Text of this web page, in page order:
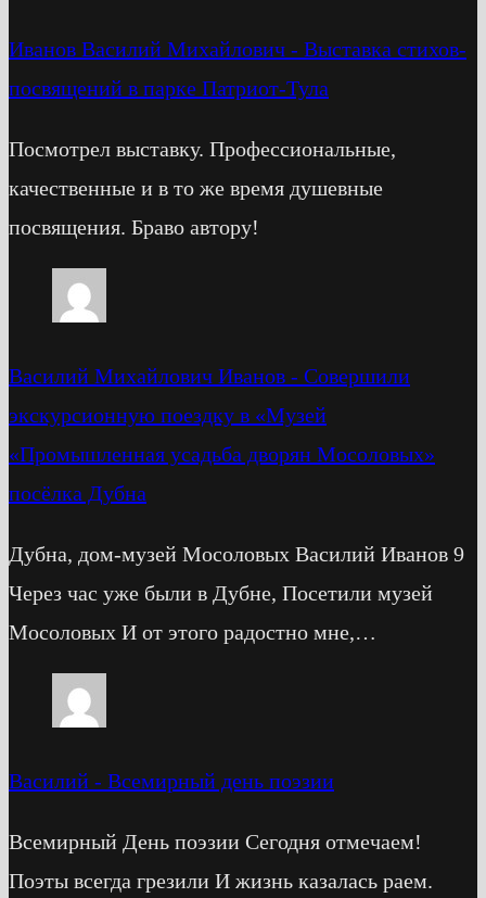
Иванов Василий Михайлович - Выставка стихов-
посвящений в парке Патриот-Тула
Посмотрел выставку. Профессиональные,
качественные и в то же время душевные
посвящения. Браво автору!
Василий Михайлович Иванов - Cовершили
экскурсионную поездку в «Музей
«Промышленная усадьба дворян Мосоловых»
посёлка Дубна
Дубна, дом-музей Мосоловых Василий Иванов 9
Через час уже были в Дубне, Посетили музей
Мосоловых И от этого радостно мне,…
Василий - Всемирный день поэзии
Всемирный День поэзии Сегодня отмечаем!
Поэты всегда грезили И жизнь казалась раем.